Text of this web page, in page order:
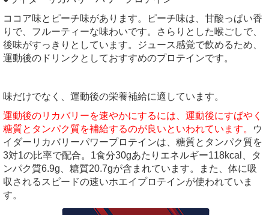
ココア味とピーチ味があります。ピーチ味は、甘酸っぱい香
りで、フルーティーな味わいです。さらりとした喉ごしで、
後味がすっきりとしています。ジュース感覚で飲めるため、
運動後のドリンクとしておすすめのプロテインです。
味だけでなく、運動後の栄養補給に適しています。
運動後のリカバリーを速やかにするには、運動後にすばやく
糖質とタンパク質を補給するのが良いといわれています。
ウ
イダーリカバリーパワープロテインは、糖質とタンパク質を
3対1の比率で配合。1食分30gあたりエネルギー118kcal、タ
ンパク質6.9g、糖質20.7gが含まれています。また、体に吸
収されるスピードの速いホエイプロテインが使われていま
す。